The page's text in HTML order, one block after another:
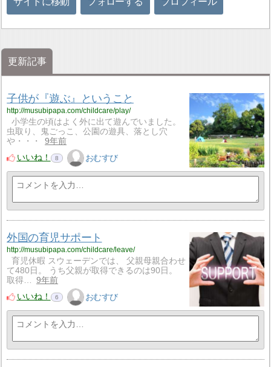
更新記事
子供が『遊ぶ』ということ
http://musubipapa.com/childcare/play/
小学生の頃はよく外に出て遊んでいました。
虫取り、鬼ごっこ、公園の遊具、落とし穴
や・・・
9年前
いいね！
8 おむすび
外国の育児サポート
http://musubipapa.com/childcare/leave/
育児休暇 スウェーデンでは、 父親母親合わせ
て480日。 うち父親が取得できるのは90日。
取得…
9年前
いいね！
6 おむすび